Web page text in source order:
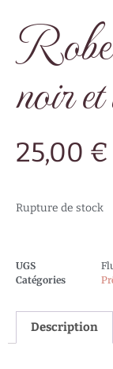
noir
25,00 €
Rupture de stock
UGS
Catégories
Description